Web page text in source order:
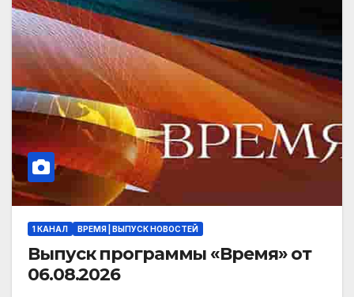
1 КАНАЛ ВРЕМЯ | ВЫПУСК НОВОСТЕЙ
Выпуск программы «Время» от
06.08.2026